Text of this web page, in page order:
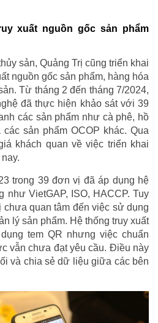
xuất nguồn gốc sản phẩm
sản, Quảng Trị cũng triển khai
nguồn gốc sản phẩm, hàng hóa
Từ tháng 2 đến tháng 7/2024,
đã thực hiện khảo sát với 39
các sản phẩm như cà phê, hồ
sản phẩm OCOP khác. Qua
khách quan về việc triển khai
trong 39 đơn vị đã áp dụng hệ
như VietGAP, ISO, HACCP. Tuy
quan tâm đến việc sử dụng
lý sản phẩm. Hệ thống truy xuất
tem QR nhưng việc chuẩn
vẫn chưa đạt yêu cầu. Điều này
và chia sẻ dữ liệu giữa các bên